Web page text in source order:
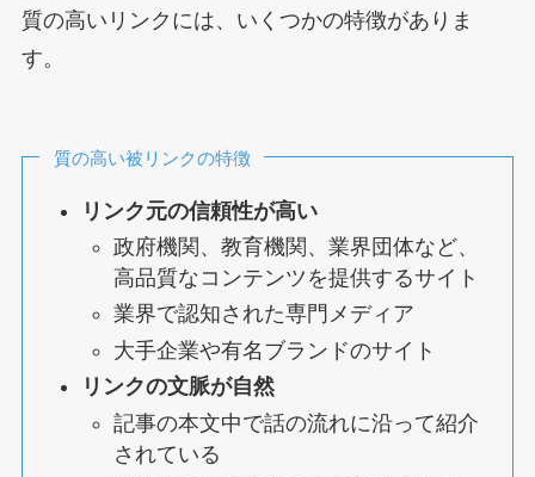
質の高いリンクには、いくつかの特徴がありま
す。
質の高い被リンクの特徴
リンク元の信頼性が高い
政府機関、教育機関、業界団体など、
高品質なコンテンツを提供するサイト
業界で認知された専門メディア
大手企業や有名ブランドのサイト
リンクの文脈が自然
記事の本文中で話の流れに沿って紹介
されている